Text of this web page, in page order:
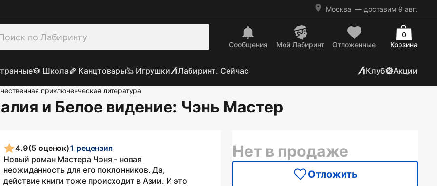
Москва — доставим 9 авг.
Сообщения Mой Лабиринт Отложенные Корзина
0
Школа Канцтовары Игрушки Лабиринт. Сейчас Клуб Акции
приключенческая литература
и Белое видение: Чэнь Мастер
4.9(5 оценок)1 рецензия
Новый роман Мастера Чэня - новая
неожиданность для его поклонников. Да,
действие книги тоже происходит в Азии. И это
Нет в продаже
Отложить